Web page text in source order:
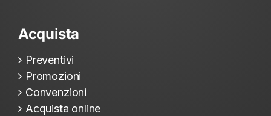
Acquista
Preventivi
Promozioni
Convenzioni
Acquista online